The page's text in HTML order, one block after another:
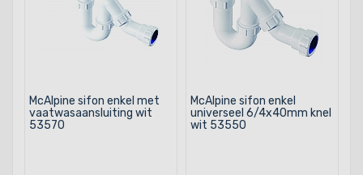
McAlpine sifon enkel met
vaatwasaansluiting wit
53570
McAlpine sifon enkel
universeel 6/4x40mm knel
wit 53550